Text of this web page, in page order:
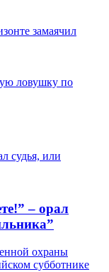
замаячил
ловушку по
судья, или
– орал
охраны
субботнике